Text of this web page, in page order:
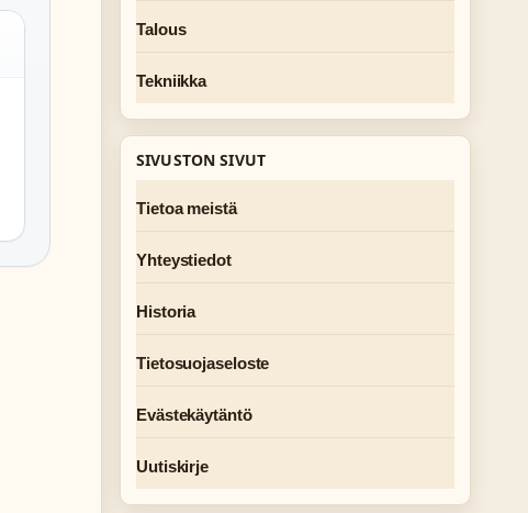
Talous
Tekniikka
SIVUSTON SIVUT
Tietoa meistä
Yhteystiedot
Historia
Tietosuojaseloste
Evästekäytäntö
Uutiskirje